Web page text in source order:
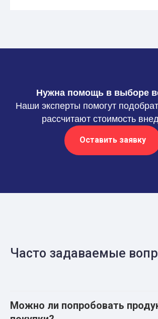
Нужна помощь в выборе
Наши эксперты помогут
рассчитают стоимость
Оставить заявку
Часто задаваемые
Можно ли попробовать